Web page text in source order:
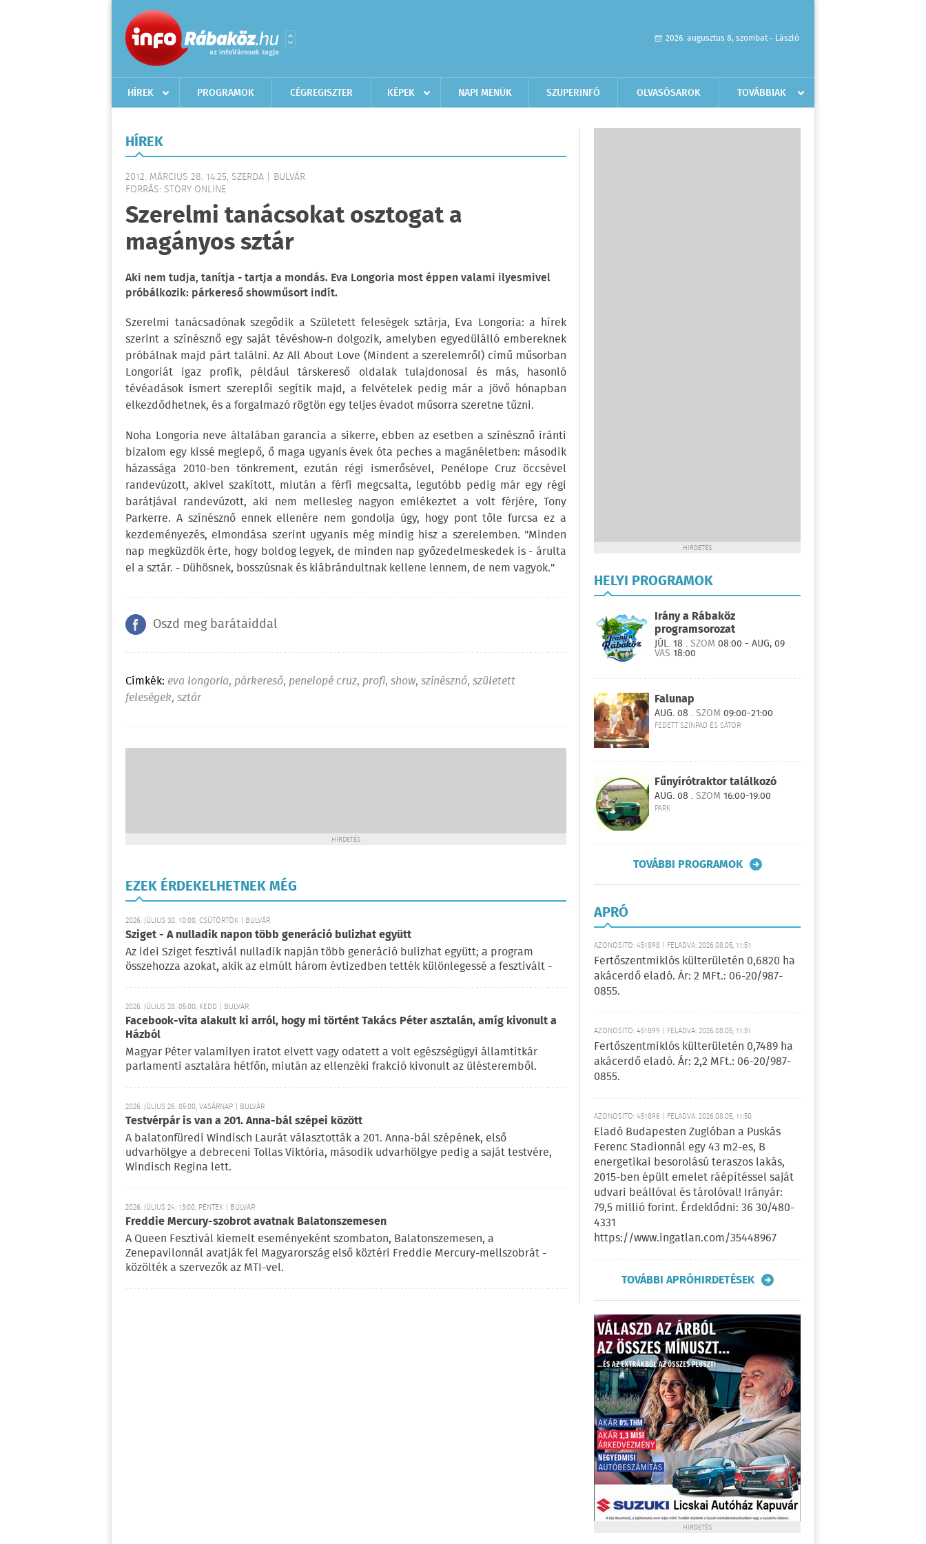
2026. augusztus 8, szombat - László
HÍREK PROGRAMOK CÉGREGISZTER KÉPEK NAPI MENÜK SZUPERINFÓ OLVASÓSAROK TOVÁBBIAK
HÍREK
2012. MÁRCIUS 28. 14:25, SZERDA | BULVÁR
FORRÁS: STORY ONLINE
Szerelmi tanácsokat osztogat a
magányos sztár
Aki nem tudja, tanítja - tartja a mondás. Eva Longoria most éppen valami ilyesmivel
próbálkozik: párkereső showműsort indít.
Szerelmi tanácsadónak szegődik a Született feleségek sztárja, Eva Longoria: a hírek
szerint a színésznő egy saját tévéshow-n dolgozik, amelyben egyedülálló embereknek
próbálnak majd párt találni. Az All About Love (Mindent a szerelemről) című műsorban
Longoriát igaz profik, például társkereső oldalak tulajdonosai és más, hasonló
tévéadások ismert szereplői segítik majd, a felvételek pedig már a jövő hónapban
elkezdődhetnek, és a forgalmazó rögtön egy teljes évadot műsorra szeretne tűzni.
Noha Longoria neve általában garancia a sikerre, ebben az esetben a színésznő iránti
bizalom egy kissé meglepő, ő maga ugyanis évek óta peches a magánéletben: második
házassága 2010-ben tönkrement, ezután régi ismerősével, Penélope Cruz öccsével
randevúzott, akivel szakított, miután a férfi megcsalta, legutóbb pedig már egy régi
barátjával randevúzott, aki nem mellesleg nagyon emlékeztet a volt férjére, Tony
Parkerre. A színésznő ennek ellenére nem gondolja úgy, hogy pont tőle furcsa ez a
kezdeményezés, elmondása szerint ugyanis még mindig hisz a szerelemben. "Minden
nap megküzdök érte, hogy boldog legyek, de minden nap győzedelmeskedek is - árulta
el a sztár. - Dühösnek, bosszúsnak és kiábrándultnak kellene lennem, de nem vagyok."
Oszd meg barátaiddal
Címkék: eva longoria, párkereső, penelopé cruz, profi, show, színésznő, született
feleségek, sztár
HIRDETÉS
EZEK ÉRDEKELHETNEK MÉG
2026. JÚLIUS 30. 10:00, CSÜTÖRTÖK | BULVÁR
Sziget - A nulladik napon több generáció bulizhat együtt
Az idei Sziget fesztivál nulladik napján több generáció bulizhat együtt; a program
összehozza azokat, akik az elmúlt három évtizedben tették különlegessé a fesztivált -
2026. JÚLIUS 28. 05:00, KEDD | BULVÁR
Facebook-vita alakult ki arról, hogy mi történt Takács Péter asztalán, amíg kivonult a
Házból
Magyar Péter valamilyen iratot elvett vagy odatett a volt egészségügyi államtitkár
parlamenti asztalára hétfőn, miután az ellenzéki frakció kivonult az ülésteremből.
2026. JÚLIUS 26. 05:00, VASÁRNAP | BULVÁR
Testvérpár is van a 201. Anna-bál szépei között
A balatonfüredi Windisch Laurát választották a 201. Anna-bál szépének, első
udvarhölgye a debreceni Tollas Viktória, második udvarhölgye pedig a saját testvére,
Windisch Regina lett.
2026. JÚLIUS 24. 13:00, PÉNTEK | BULVÁR
Freddie Mercury-szobrot avatnak Balatonszemesen
A Queen Fesztivál kiemelt eseményeként szombaton, Balatonszemesen, a
Zenepavilonnál avatják fel Magyarország első köztéri Freddie Mercury-mellszobrát -
közölték a szervezők az MTI-vel.
HIRDETÉS
HELYI PROGRAMOK
Irány a Rábaköz
programsorozat
JÚL. 18 .SZOM 08:00 - AUG, 09
VAS 18:00
Falunap
AUG. 08 .SZOM 09:00-21:00
FEDETT SZÍNPAD ÉS SÁTOR
Fűnyírótraktor találkozó
AUG. 08 .SZOM 16:00-19:00
PARK
TOVÁBBI PROGRAMOK
APRÓ
AZONOSÍTÓ: 451898 | FELADVA: 2026.08.05, 11:51
Fertőszentmiklós külterületén 0,6820 ha
akácerdő eladó. Ár: 2 MFt.: 06-20/987-
0855.
AZONOSÍTÓ: 451899 | FELADVA: 2026.08.05, 11:51
Fertőszentmiklós külterületén 0,7489 ha
akácerdő eladó. Ár: 2,2 MFt.: 06-20/987-
0855.
AZONOSÍTÓ: 451896 | FELADVA: 2026.08.05, 11:50
Eladó Budapesten Zuglóban a Puskás
Ferenc Stadionnál egy 43 m2-es, B
energetikai besorolású teraszos lakás,
2015-ben épült emelet ráépítéssel saját
udvari beállóval és tárolóval! Irányár:
79,5 millió forint. Érdeklődni: 36 30/480-
4331
https://www.ingatlan.com/35448967
TOVÁBBI APRÓHIRDETÉSEK
HIRDETÉS